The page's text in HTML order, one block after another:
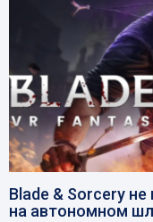
Blade & Sorcery
на автономном